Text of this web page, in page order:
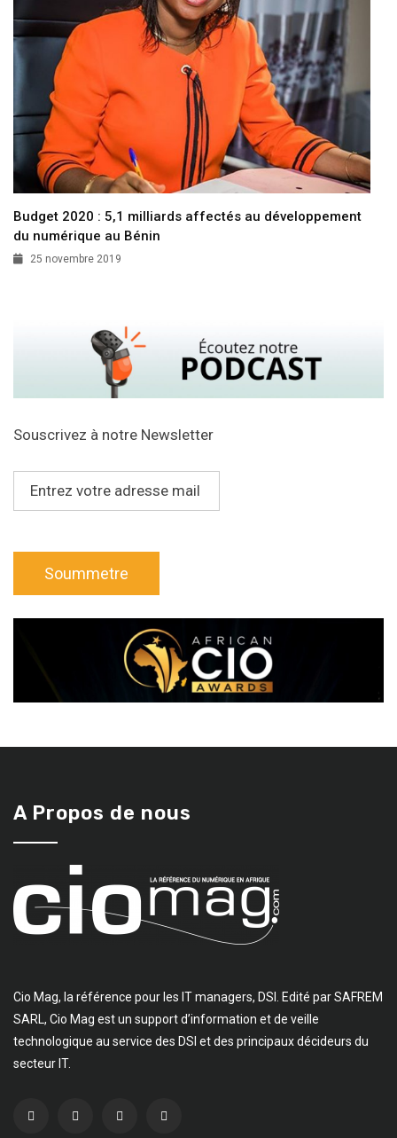
Budget 2020 : 5,1 milliards affectés au développement
du numérique au Bénin
25 novembre 2019
Souscrivez à notre Newsletter
A Propos de nous
Cio Mag, la référence pour les IT managers, DSI. Edité par SAFREM
SARL, Cio Mag est un support d’information et de veille
technologique au service des DSI et des principaux décideurs du
secteur IT.